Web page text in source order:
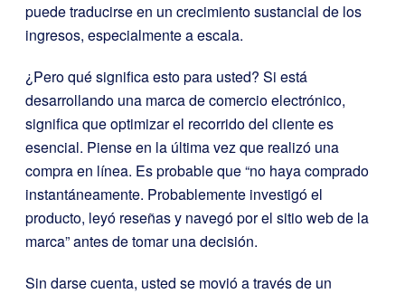
puede traducirse en un crecimiento sustancial de los
ingresos, especialmente a escala.
¿Pero qué significa esto para usted? Si está
desarrollando una marca de comercio electrónico,
significa que optimizar el recorrido del cliente es
esencial. Piense en la última vez que realizó una
compra en línea. Es probable que “no haya comprado
instantáneamente. Probablemente investigó el
producto, leyó reseñas y navegó por el sitio web de la
marca” antes de tomar una decisión.
Sin darse cuenta, usted se movió a través de un